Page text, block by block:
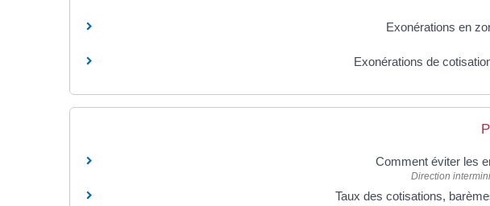
Exonérations en
Exonérations de
Comment éviter les
Direction
Taux des cotisations,